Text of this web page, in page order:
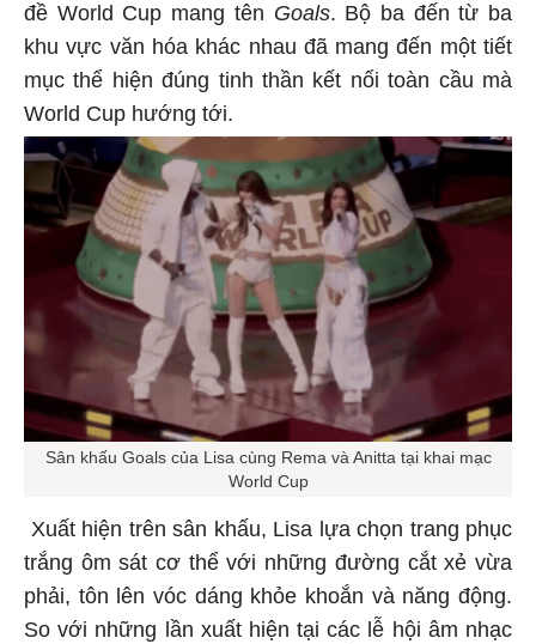
đề World Cup mang tên Goals. Bộ ba đến từ ba
khu vực văn hóa khác nhau đã mang đến một tiết
mục thể hiện đúng tinh thần kết nối toàn cầu mà
World Cup hướng tới.
Sân khấu Goals của Lisa cùng Rema và Anitta tại khai mạc
World Cup
Xuất hiện trên sân khấu, Lisa lựa chọn trang phục
trắng ôm sát cơ thể với những đường cắt xẻ vừa
phải, tôn lên vóc dáng khỏe khoắn và năng động.
So với những lần xuất hiện tại các lễ hội âm nhạc